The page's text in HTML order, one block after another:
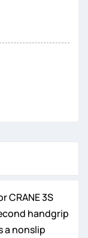
CRANE 3S
handgrip
a nonslip